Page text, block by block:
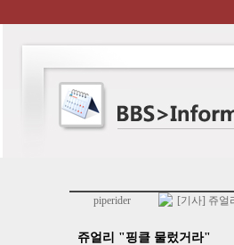
piperider [기사] 쥬얼
쥬얼리 "핑클 물렀거라"